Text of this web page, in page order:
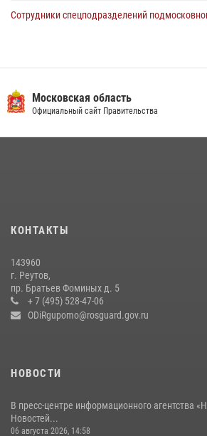
Сотрудники спецподразделений
федеральном розыске (видео)
22 июля 2026, 14:15 1
18 июля 2026, 07:03
сотрудников спецподразделений в
препятствий со стрельбой
14 июля 2026, 15:13
Московская область
Официальный сайт Правительства
КОНТАКТЫ
143960
г. Реутов,
пр. Братьев Фоминых д. 5
+ 7 (495) 528-47-06
ODiRgupomo@rosguard.gov.ru
НОВОСТИ
В пресс-центре информационного агентства
Новостей...
06 августа 2026, 14:58